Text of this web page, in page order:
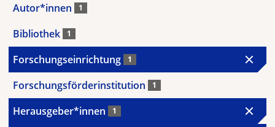
Autor*innen 1
Bibliothek 1
Forschungseinrichtung 1
Forschungsförderinstitution 1
Herausgeber*innen 1